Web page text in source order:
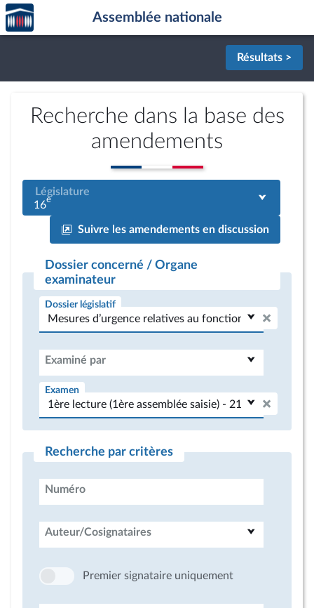
Aller au contenu
Aller en bas de la page
Accèder
à la
page
Assemblée nationale
Résultats >
Recherche dans la base des
amendements
Législature
16e
Suivre les amendements en discussion
Dossier concerné / Organe
examinateur
Dossier législatif
Examiné par
Examen
Recherche par critères
Numéro
Auteur/Cosignataires
Premier signataire uniquement